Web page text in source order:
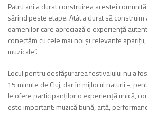
Patru ani a durat construirea acestei
sărind peste etape. Atât a durat să construim
oamenilor care apreciază o experiență
conectăm cu cele mai noi și relevante
muzicale”.
Locul pentru desfășurarea festivalului nu a
15 minute de Cluj, dar în mijlocul naturii -,
le ofere participanților o experiență unică,
este important: muzică bună, artă,